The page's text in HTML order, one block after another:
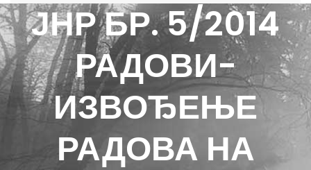
ЈНР БР. 5/2014
РАДОВИ-
ИЗВОЂЕЊЕ
РАДОВА НА